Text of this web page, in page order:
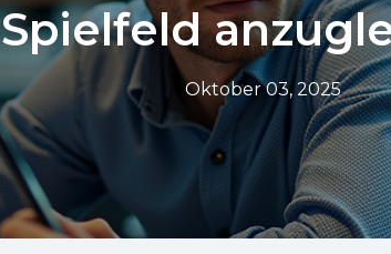
Spielfeld
Oktober 03, 2025